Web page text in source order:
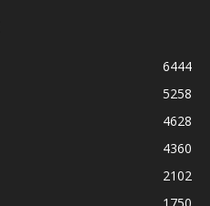
6444
5258
4628
4360
2102